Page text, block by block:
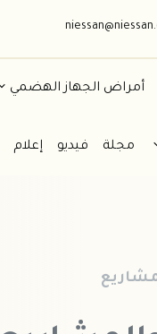
أمراض الجهاز الهضمي
مجلة فيديو إعلام